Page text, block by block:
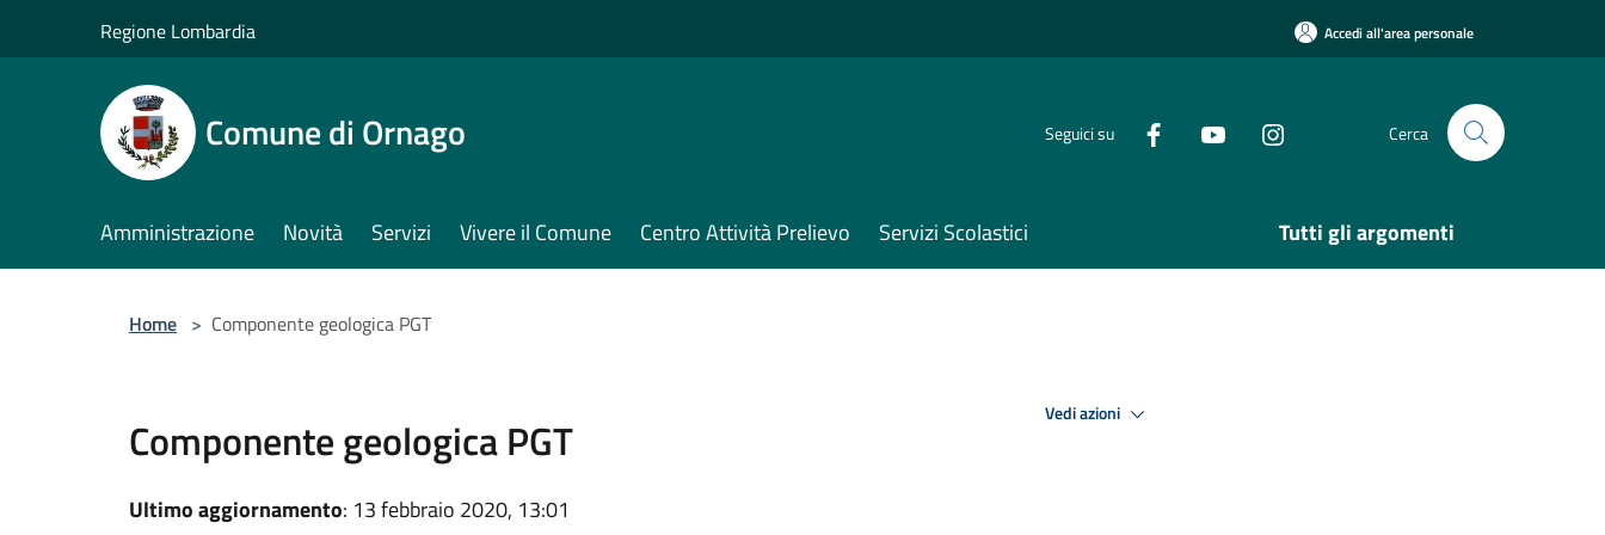
Regione Lombardia Accedi all'area personale
Comune di Ornago Seguici su Cerca
Amministrazione Novità Servizi Vivere il Comune Centro Attività Prelievo Servizi Scolastici Tutti gli argomenti
Home > Componente geologica PGT
Componente geologica PGT
Ultimo aggiornamento: 13 febbraio 2020, 13:01
Vedi azioni